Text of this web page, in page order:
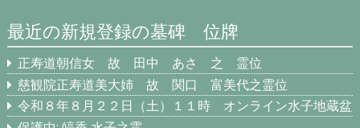
最近の新規登録の墓碑 位牌
正寿道朝信女 故 田中 あさ 之 霊位
慈観院正寿道美大姉 故 関口 富美代之霊位
令和８年８月２２日（土）１１時 オンライン水子地蔵盆